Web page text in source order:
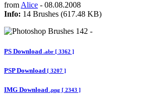
fromAlice - 08.08.2008
Info: 14 Brushes (617.48 KB)
PS Download .abr [ 3362 ]
PSP Download [ 3207 ]
IMG Download .png [ 2343 ]